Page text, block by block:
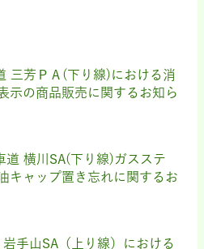
三芳ＰＡ(下り線)における消
示の商品販売に関するお知ら
道 横川SA(下り線)ガスステ
キャップ置き忘れに関するお
岩手山SA（上り線）における